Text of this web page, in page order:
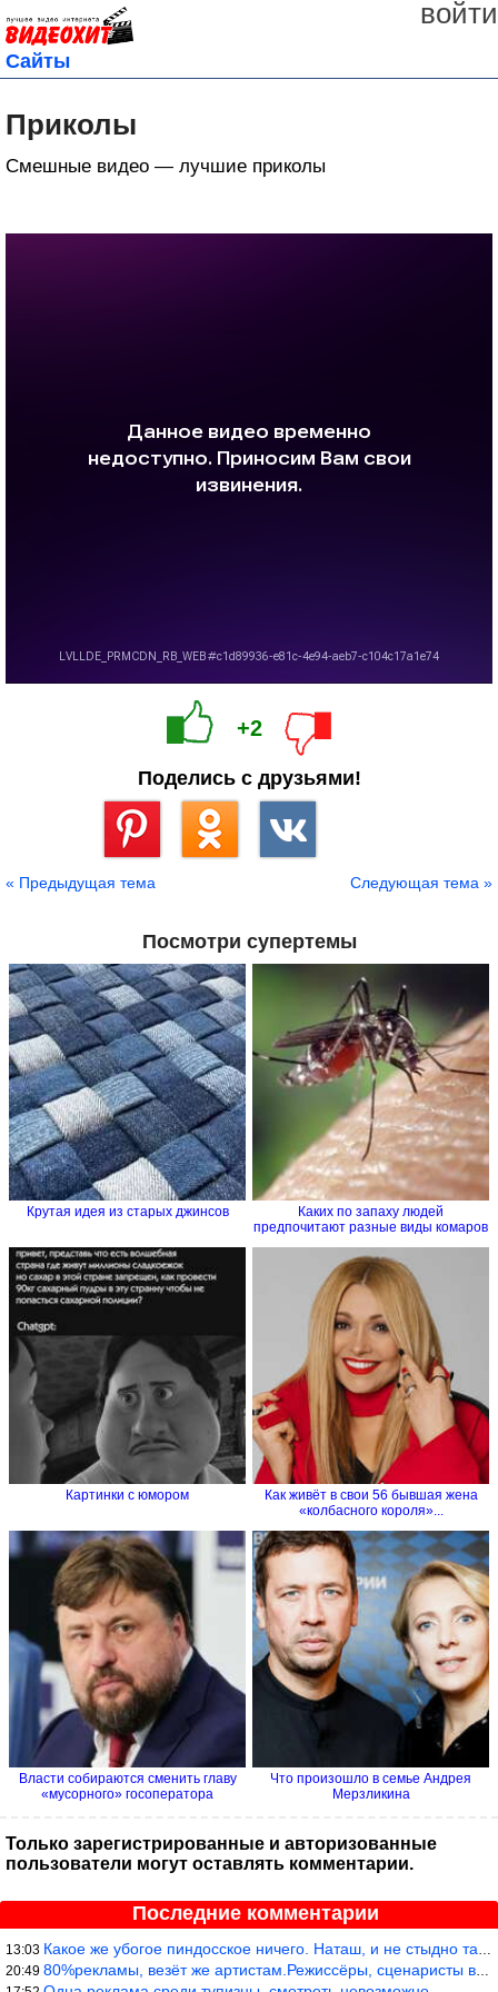
войти
Сайты
Приколы
Смешные видео — лучшие приколы
+2
Поделись с друзьями!
« Предыдущая тема Следующая тема »
Посмотри супертемы
Крутая идея из старых джинсов
Каких по запаху людей
предпочитают разные виды комаров
Картинки с юмором
Как живёт в свои 56 бывшая жена
«колбасного короля»...
Власти собираются cменить главу
«мусорного» госоператора
Что произошло в семье Андрея
Мерзликина
Только зарегистрированные и авторизованные
пользователи могут оставлять комментарии.
Последние комментарии
13:03 Какое же убогое пиндосское ничего. Наташ, и не стыдно такую фигн
20:49 80%рекламы, везёт же артистам.Режиссёры, сценаристы вы где или к